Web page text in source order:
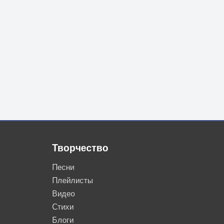
Творчество
Песни
Плейлисты
Видео
Стихи
Блоги